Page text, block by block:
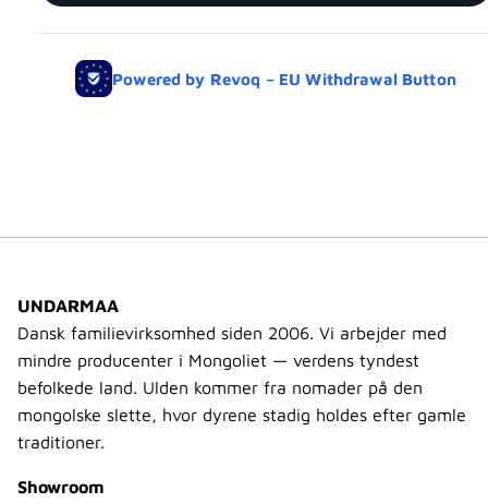
UNDARMAA
Dansk familievirksomhed siden 2006. Vi arbejder med
mindre producenter i Mongoliet — verdens tyndest
befolkede land. Ulden kommer fra nomader på den
mongolske slette, hvor dyrene stadig holdes efter gamle
traditioner.
Showroom